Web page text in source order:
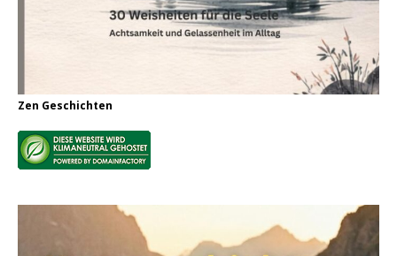
Zen Geschichten